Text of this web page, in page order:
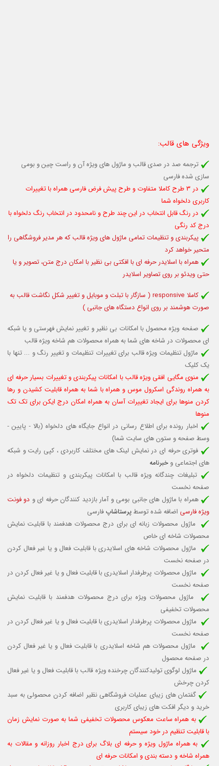
ویژگی های قالب:
ترجمه صد در صدی قالب و ماژول های ویژه آن و راست چین و بومی
سازی شده فارسی
در 3 طرح کاملا متفاوت و طرح پیش فرض فارسی همراه با تغييرات
كاربری دلخواه شما
در رنگ قابل انتخاب در این چند طرح و نامحدود در انتخاب رنگ دلخواه با
درج کد رنگی
پیکربندی و تنظیمات تمامی ماژول های ویژه قالب که هر مدیر فروشگاهی را
متحیر خواهد کرد
همراه با اسلایدر حرفه ای با افکتی بی نظیر با امکان درج متن، تصویر و یا
حتی ویدئو بر روی تصاویر اسلایدر
کاملا responsive ( سازگار با تبلت و موبایلو تغییر شکل نگاشت قالب به
صورت هوشمند بر روی انواع دستگاه های جانبی )
صفحه ویژه محصول با امکانات بی نظیر و تغییر نمایش فهرستی و یا شبکه
ای محصولات در شاخه های شما به همراه محصولات هم شاخه ویژه قالب
ماژول تنظیمات ویژه قالب برای تغییرات تنظیمات و تغییر رنگ و ... تنها با
یک کلیک
منوی مگایی افقی ویژه قالب با امکانات پیکربندی و تغییرات بسیار حرفه ای
به همراه روندگی اسکرول موس و همراه با شما به همراه قابلیت کشیدن و رها
کردن منوها برای ایجاد تغییرات آسان به همراه امکان درج ایکن برای تک تک
منوها
اخبار رونده برای اطلاع رسانی در انواع جایگاه های دلخواه (بالا - پایین -
وسط صفحه و ستون های سایت شما)
فوتری حرفه ای در نمایش لینک های مختلف کاربردی ، کپی رایت و شبکه
های اجتماعی و خبرنامه
تبلیغات چندگانه ویژه قالب با امکانات پیکربندی و تنظیمات دلخواه در
صفحه نخست
همراه با ماژول های جانبی بومی و آمار بازدید کنندگان حرفه ای و دو فونت
ویژه فارسی اضافه شده توسطپرستاشاپ فارسی
ماژول محصولات زبانه ای برای درج محصولات هدفمند با قابلیت نمایش
محصولات شاخه ای خاص
ماژول محصولات شاخه های اسلایدری با قابلیت فعال و یا غیر فعال کردن
در صفحه نخست
ماژول محصولات پرطرفدار اسلایدری با قابلیتفعال و یا غیر فعال کردندر
صفحه نخست
ماژول محصولات ویژه برای درج محصولات هدفمند با قابلیت نمایش
محصولات تخفیفی
ماژول محصولات پرطرفدار اسلایدری با قابلیتفعال و یا غیر فعال کردندر
صفحه نخست
ماژول محصولات هم شاخه اسلایدری با قابلیت فعال و یا غیر فعال کردن
در صفحه محصول
ماژول لوگوی تولیدکنندگان چرخنده ویژه قالب با قابلیت فعال و یا غیر فعال
کردن چرخش
گفتمان های زیبای عملیات فروشگاهی نظیر اضافه کردن محصولی به سبد
خرید و دیگر افکت های زیبای کاربری
به همراه ساعت معکوس محصولات تخفیفی شما به صورت نمایش زمان
با قابلیت تنظیم در خود سیستم
به همراه ماژول ویژه و حرفه ای بلاگ برای درج اخبار روزانه و مقالات به
همراه شاخه و دسته بندی و امکانات حرفه ای